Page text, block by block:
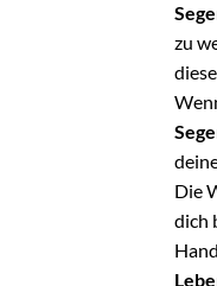
zu
Die
dich